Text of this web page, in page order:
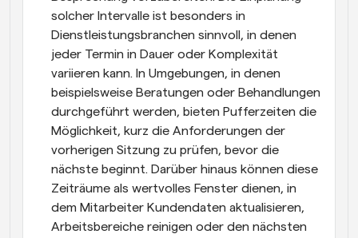
solcher Intervalle ist besonders in
Dienstleistungsbranchen sinnvoll, in denen
jeder Termin in Dauer oder Komplexität
variieren kann. In Umgebungen, in denen
beispielsweise Beratungen oder Behandlungen
durchgeführt werden, bieten Pufferzeiten die
Möglichkeit, kurz die Anforderungen der
vorherigen Sitzung zu prüfen, bevor die
nächste beginnt. Darüber hinaus können diese
Zeiträume als wertvolles Fenster dienen, in
dem Mitarbeiter Kundendaten aktualisieren,
Arbeitsbereiche reinigen oder den nächsten